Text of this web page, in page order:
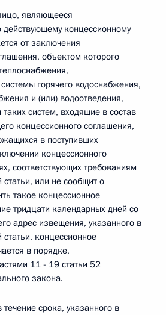
являющееся
концессионному
от заключения
объектом которого
горячего водоснабжения,
и (или) водоотведения,
систем, входящие в состав
концессионного соглашения,
в поступивших
концессионного
соответствующих требованиям
или не сообщит о
такое концессионное
тридцати календарных дней со
адрес извещения, указанного в
концессионное
в порядке,
11 - 19 статьи 52
закона.
срока, указанного в